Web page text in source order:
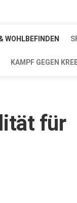
WOHLBEFINDEN
KAMPF GEGEN
für